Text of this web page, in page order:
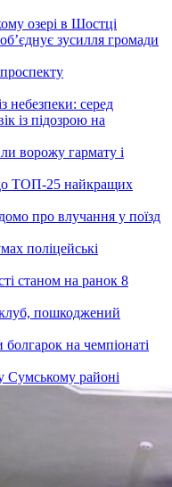
озері в Шостці
зусилля громади
небезпеки: серед
із підозрою на
ворожу гармату і
ТОП-25 найкращих
про влучання у поїзд
поліцейські
станом на ранок 8
пошкоджений
на чемпіонаті
Сумському районі